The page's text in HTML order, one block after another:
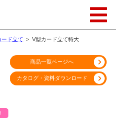
ード立て >V型カード立て特大
商品一覧ページへ
カタログ・資料ダウンロード